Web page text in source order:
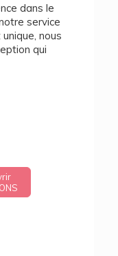
dans le
service
nous
qui